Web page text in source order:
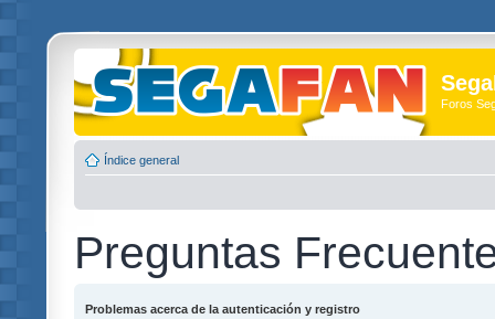
Foros
Índice general
Preguntas
Problemas acerca de la autenticación y registro